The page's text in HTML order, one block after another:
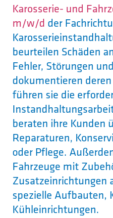
Karosserie- und
m/w/d der
beurteilen Schäden
Fehler, Störungen
dokumentieren
führen sie die
beraten ihre Kunden
Reparaturen,
oder Pflege.
Fahrzeuge mit
Zusatzeinrichtungen
spezielle Aufbauten,
Kühleinrichtungen.